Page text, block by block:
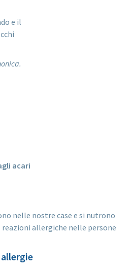
e il
nelle nostre case e si nutrono
reazioni allergiche nelle persone